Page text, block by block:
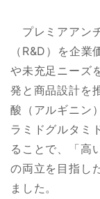
プレミアアン
（R&D）を企
や未充足ニーズ
発と商品設計を
酸（アルギニン
ラミドグルタミ
ることで、「高
の両立を目指し
ました。